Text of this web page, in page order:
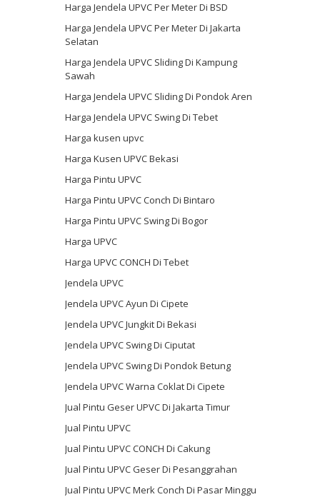
Harga Jendela UPVC Per Meter Di BSD
Harga Jendela UPVC Per Meter Di Jakarta
Selatan
Harga Jendela UPVC Sliding Di Kampung
Sawah
Harga Jendela UPVC Sliding Di Pondok Aren
Harga Jendela UPVC Swing Di Tebet
Harga kusen upvc
Harga Kusen UPVC Bekasi
Harga Pintu UPVC
Harga Pintu UPVC Conch Di Bintaro
Harga Pintu UPVC Swing Di Bogor
Harga UPVC
Harga UPVC CONCH Di Tebet
Jendela UPVC
Jendela UPVC Ayun Di Cipete
Jendela UPVC Jungkit Di Bekasi
Jendela UPVC Swing Di Ciputat
Jendela UPVC Swing Di Pondok Betung
Jendela UPVC Warna Coklat Di Cipete
Jual Pintu Geser UPVC Di Jakarta Timur
Jual Pintu UPVC
Jual Pintu UPVC CONCH Di Cakung
Jual Pintu UPVC Geser Di Pesanggrahan
Jual Pintu UPVC Merk Conch Di Pasar Minggu